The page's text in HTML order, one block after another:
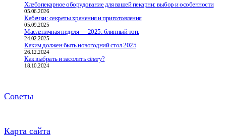
Хлебопекарное оборудование для вашей пекарни: выбор и особенности
05.06.2026
Кабачки: секреты хранения и приготовления
05.09.2025
Масленичная неделя — 2025: блинный топ.
24.02.2025
Каким должен быть новогодний стол 2025
26.12.2024
Как выбрать и засолить сёмгу?
18.10.2024
Советы
Карта сайта